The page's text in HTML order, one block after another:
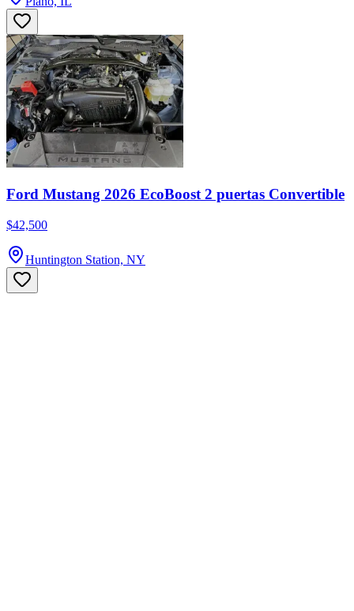
Ford Mustang 2026 EcoBoost 2 puertas Convertible
$42,500
Huntington Station, NY